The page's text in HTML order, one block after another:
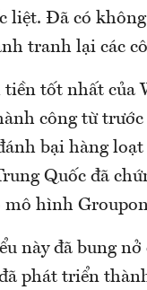
liệt. Đã có
tranh lại các
tốt nhất của
công từ
bại hàng
Quốc đã
mô hình
này đã bung
phát triển